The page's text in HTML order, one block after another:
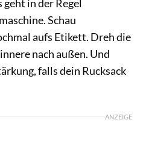
in der Regel
Schau
aufs Etikett. Dreh die
nach außen. Und
falls dein Rucksack
ANZEIGE